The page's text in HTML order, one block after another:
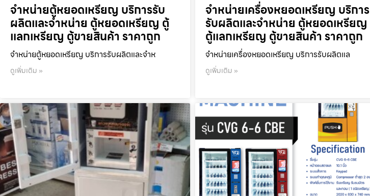
จำหน่ายตู้หยอดเหรียญ บริการรับ
ผลิตและจำหน่าย ตู้หยอดเหรียญ ตู้
แลกเหรียญ ตู้ขายสินค้า ราคาถูก
จำหน่ายตู้หยอดเหรียญ บริการรับผลิตและจำห
ดูเพิ่มเติม »
จำหน่ายเครื่องหยอดเหรียญ บริการ
รับผลิตและจำหน่าย ตู้หยอดเหรียญ
ตู้แลกเหรียญ ตู้ขายสินค้า ราคาถูก
จำหน่ายเครื่องหยอดเหรียญ บริการรับผลิตแล
ดูเพิ่มเติม »